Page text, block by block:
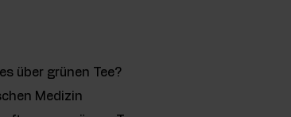
über grünen Tee?
Medizin